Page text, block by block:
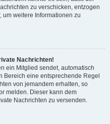
zu verschicken, entzogen
um weitere Informationen zu
Nachrichten!
ein Mitglied sendet, automatisch
Bereich eine entsprechende Regel
von jemandem erhalten, so
melden. Dieser kann dem
Nachrichten zu versenden.